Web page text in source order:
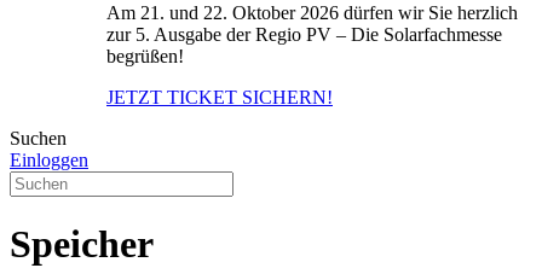
Am 21. und 22. Oktober 2026 dürfen wir Sie herzlich
zur 5. Ausgabe der Regio PV – Die Solarfachmesse
begrüßen!
JETZT TICKET SICHERN!
Suchen
Einloggen
Speicher